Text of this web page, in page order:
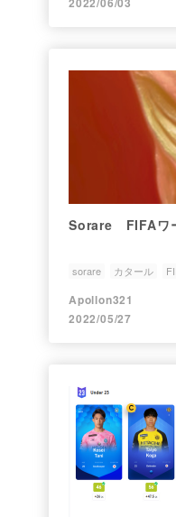
Sorare FIFAワ
sorare カタール
Apollon321
2022/05/27